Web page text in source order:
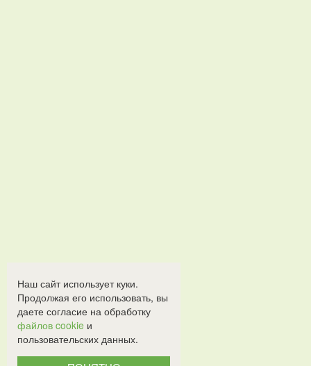
Наш сайт использует куки.
Продолжая его использовать, вы
даете согласие на обработку
файлов cookie и
пользовательских данных.